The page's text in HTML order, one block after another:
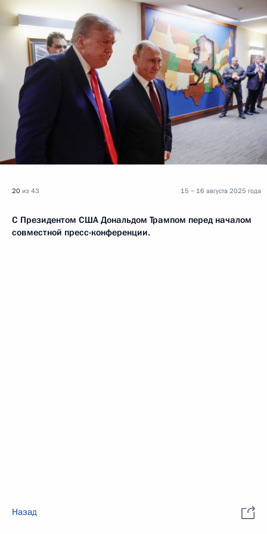
20 из 43
С Президентом США Дональдом Трампом перед началом
совместной пресс-конференции.
15 − 16 августа 2025 года
Назад